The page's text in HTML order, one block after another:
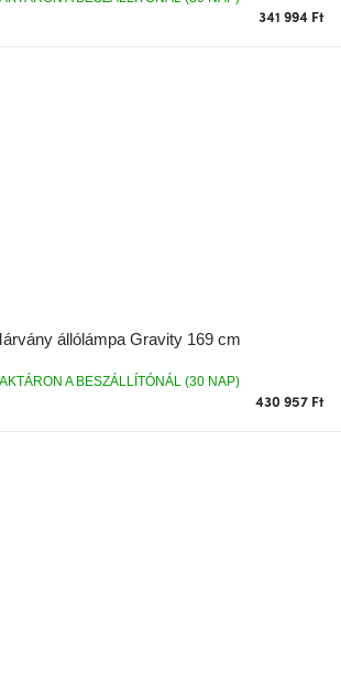
341 994 Ft
állólámpa Gravity 169 cm
A BESZÁLLÍTÓNÁL (30 NAP)
430 957 Ft